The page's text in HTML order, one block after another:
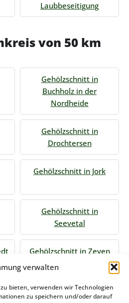
verwalten
bieten, verwenden wir Technologien
zu speichern und/oder darauf
Laubbeseitigung
von 50 km
Gehölzschnitt in
Buchholz in der
Nordheide
Gehölzschnitt in
Drochtersen
Gehölzschnitt in Jork
Gehölzschnitt in
Seevetal
Gehölzschnitt in Zeven
stellen